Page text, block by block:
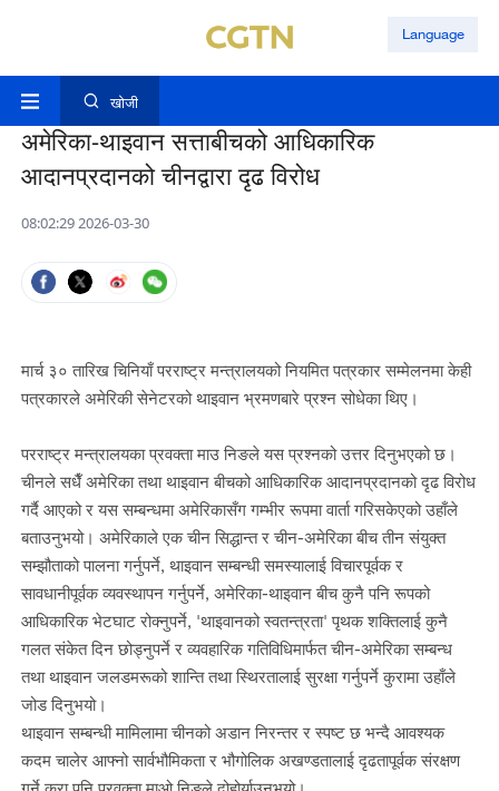
Language
खोजी
अमेरिका-थाइवान सत्ताबीचको आधिकारिक
आदानप्रदानको चीनद्वारा दृढ विरोध
08:02:29 2026-03-30
मार्च ३० तारिख चिनियाँ परराष्ट्र मन्त्रालयको नियमित पत्रकार सम्मेलनमा केही
पत्रकारले अमेरिकी सेनेटरको थाइवान भ्रमणबारे प्रश्न सोधेका थिए।
परराष्ट्र मन्त्रालयका प्रवक्ता माउ निङले यस प्रश्नको उत्तर दिनुभएको छ।
चीनले सधैँ अमेरिका तथा थाइवान बीचको आधिकारिक आदानप्रदानको दृढ विरोध
गर्दै आएको र यस सम्बन्धमा अमेरिकासँग गम्भीर रूपमा वार्ता गरिसकेएको उहाँले
बताउनुभयो। अमेरिकाले एक चीन सिद्धान्त र चीन-अमेरिका बीच तीन संयुक्त
सम्झौताको पालना गर्नुपर्ने, थाइवान सम्बन्धी समस्यालाई विचारपूर्वक र
सावधानीपूर्वक व्यवस्थापन गर्नुपर्ने, अमेरिका-थाइवान बीच कुनै पनि रूपको
आधिकारिक भेटघाट रोक्नुपर्ने, 'थाइवानको स्वतन्त्रता' पृथक शक्तिलाई कुनै
गलत संकेत दिन छोड्नुपर्ने र व्यवहारिक गतिविधिमार्फत चीन-अमेरिका सम्बन्ध
तथा थाइवान जलडमरूको शान्ति तथा स्थिरतालाई सुरक्षा गर्नुपर्ने कुरामा उहाँले
जोड दिनुभयो।
थाइवान सम्बन्धी मामिलामा चीनको अडान निरन्तर र स्पष्ट छ भन्दै आवश्यक
कदम चालेर आफ्नो सार्वभौमिकता र भौगोलिक अखण्डतालाई दृढतापूर्वक संरक्षण